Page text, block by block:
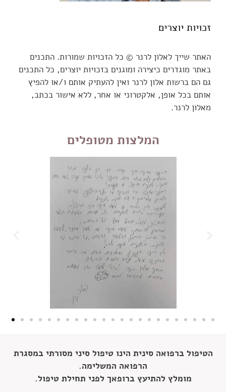
זכויות יוצרים
האתר שייך לאלון לרנר © כל הזכויות שמורות. התכנים
באתר מוגדרים כיצירה ומוגנים בזכויות יוצרים, כל התכנים
גם הם ברשות אלון לרנר ואין להעתיק אותם ו/או להפיץ
אותם בכל אופן, אלקטרוני או אחר, ללא אישור בכתב,
מאלון לרנר.
המלצות מטופלים
הטיפול ברפואה סינית הינו טיפול סיני מסורתי במסגרת
הרפואה המשלימה.
מומלץ להתיעץ ברופאך לפני תחילת טיפול.